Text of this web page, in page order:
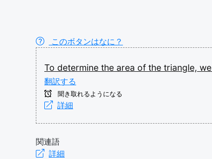
このボタンはなに？
To determine the area of the triangle, we
翻訳する
聞き取れるようになる
詳細
関連語
詳細